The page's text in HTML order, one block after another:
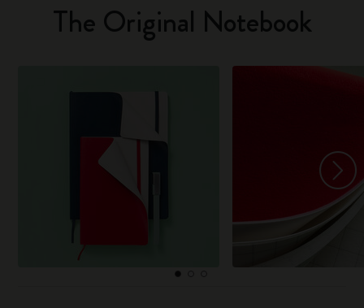
The Original Notebook